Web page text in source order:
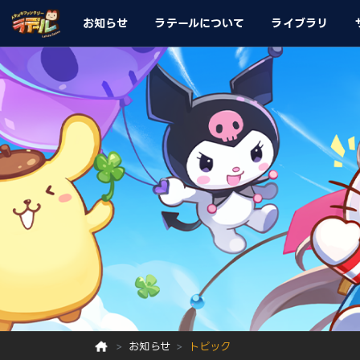
お知らせ ラテールについて ライブラリ
お知らせ トピック